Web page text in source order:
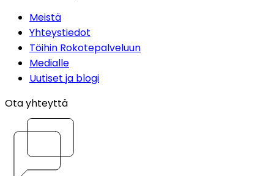
Meistä
Yhteystiedot
Töihin Rokotepalveluun
Medialle
Uutiset ja blogi
Ota yhteyttä